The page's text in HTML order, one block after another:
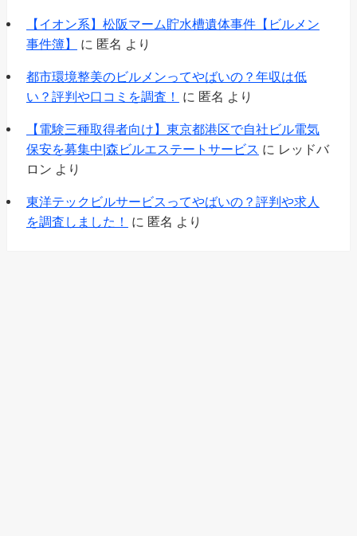
【イオン系】松阪マーム貯水槽遺体事件【ビルメン
事件簿】
に 匿名 より
都市環境整美のビルメンってやばいの？年収は低
い？評判や口コミを調査！
に 匿名 より
【電験三種取得者向け】東京都港区で自社ビル電気
保安を募集中|森ビルエステートサービス に レッドバ
ロン より
東洋テックビルサービスってやばいの？評判や求人
を調査しました！
に 匿名 より